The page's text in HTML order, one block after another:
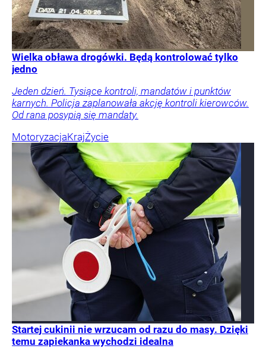
Wielka obława drogówki. Będą kontrolować tylko
jedno
Jeden dzień. Tysiące kontroli, mandatów i punktów
karnych. Policja zaplanowała akcję kontroli kierowców.
Od rana posypią się mandaty.
MotoryzacjaKrajŻycie
Startej cukinii nie wrzucam od razu do masy. Dzięki
temu zapiekanka wychodzi idealna